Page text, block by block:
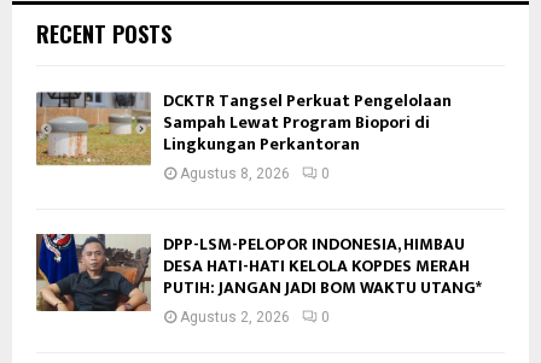
RECENT POSTS
DCKTR Tangsel Perkuat Pengelolaan
Sampah Lewat Program Biopori di
Lingkungan Perkantoran
Agustus 8, 2026 0
DPP-LSM-PELOPOR INDONESIA, HIMBAU
DESA HATI-HATI KELOLA KOPDES MERAH
PUTIH: JANGAN JADI BOM WAKTU UTANG*
Agustus 2, 2026 0